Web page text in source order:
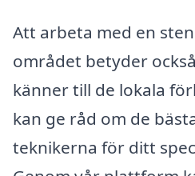
Att arbeta med en
området betyder
känner till de lokala
kan ge råd om de
teknikerna för ditt